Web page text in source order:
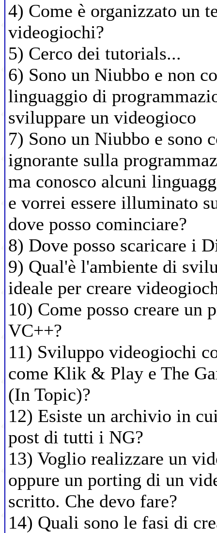
4) Come è organizzato un
videogiochi?
5) Cerco dei tutorials...
6) Sono un Niubbo e non
linguaggio di
sviluppare un videogioco
7) Sono un Niubbo e sono
ignorante sulla
ma conosco alcuni
e vorrei essere illuminato
dove posso cominciare?
8) Dove posso scaricare i
9) Qual'è l'ambiente di
ideale per creare
10) Come posso creare un
VC++?
11) Sviluppo videogiochi
come Klik & Play e The
(In Topic)?
12) Esiste un archivio in
post di tutti i NG?
13) Voglio realizzare un
oppure un porting di un
scritto. Che devo fare?
14) Quali sono le fasi di